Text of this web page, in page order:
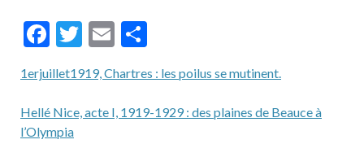
F
e
b
o
T
itt
er
E
ai
l
ta
g
1erjuillet1919, Chartres : les poilus se mutinent.
Hellé Nice, acte I, 1919-1929 : des plaines de Beauce à
l’Olympia